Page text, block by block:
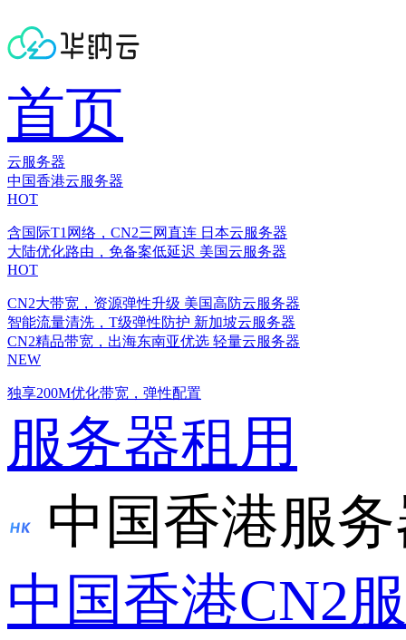
首页
云服务器
中国香港云服务器
HOT
含国际T1网络，CN2三网直连 日本云服务器
大陆优化路由，免备案低延迟 美国云服务器
HOT
CN2大带宽，资源弹性升级 美国高防云服务器
智能流量清洗，T级弹性防护 新加坡云服务器
CN2精品带宽，出海东南亚优选 轻量云服务器
NEW
独享200M优化带宽，弹性配置
服务器租用
中国香港服
中国香港CN2